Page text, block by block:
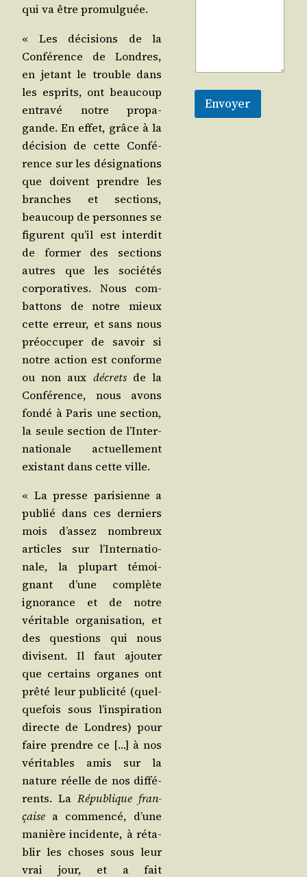
qui va être promulguée.
« Les déci­sions de la
Confé­rence de Londres,
en jetant le trouble dans
les esprits, ont beau­coup
entra­vé notre pro­pa­
gande. En effet, grâce à la
déci­sion de cette Confé­
rence sur les dési­gna­tions
que doivent prendre les
branches et sec­tions,
beau­coup de per­sonnes se
figurent qu’il est inter­dit
de for­mer des sec­tions
autres que les socié­tés
cor­po­ra­tives. Nous com­
bat­tons de notre mieux
cette erreur, et sans nous
pré­oc­cu­per de savoir si
notre action est conforme
ou non aux décretsde la
Confé­rence, nous avons
fon­dé à Paris une sec­tion,
la seule sec­tion de l’In­ter­
na­tio­nale actuel­le­ment
exis­tant dans cette ville.
« La presse pari­sienne a
publié dans ces der­niers
mois d’as­sez nom­breux
articles sur l’In­ter­na­tio­
nale, la plu­part témoi­
gnant d’une com­plète
igno­rance et de notre
véri­table orga­ni­sa­tion, et
des ques­tions qui nous
divisent. Il faut ajou­ter
que cer­tains organes ont
prê­té leur publi­ci­té (quel­
que­fois sous l’ins­pi­ra­tion
directe de Londres) pour
faire prendre ce […] à nos
véri­tables amis sur la
nature réelle de nos dif­fé­
rents. La Répu­blique fran­
çaise a com­men­cé, d’une
manière inci­dente, à réta­
blir les choses sous leur
vrai jour, et a fait
Envoyer